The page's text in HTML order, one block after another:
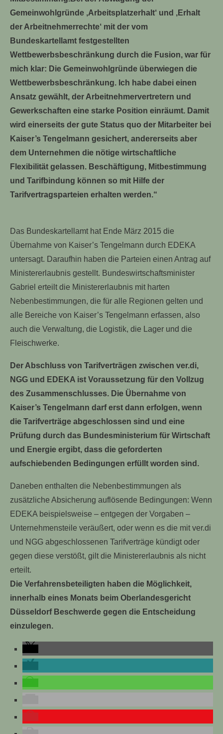
Gemeinwohlgründe ‚Arbeitsplatzerhalt‘ und ‚Erhalt
der Arbeitnehmerrechte‘ mit der vom
Bundeskartellamt festgestellten
Wettbewerbsbeschränkung durch die Fusion, war für
mich klar: Die Gemeinwohlgründe überwiegen die
Wettbewerbsbeschränkung. Ich habe dabei einen
Ansatz gewählt, der Arbeitnehmervertretern und
Gewerkschaften eine starke Position einräumt. Damit
wird einerseits der gute Status quo der Mitarbeiter bei
Kaiser’s Tengelmann gesichert, andererseits aber
dem Unternehmen die nötige wirtschaftliche
Flexibilität gelassen. Beschäftigung, Mitbestimmung
und Tarifbindung können so mit Hilfe der
Tarifvertragsparteien erhalten werden.“
Das Bundeskartellamt hat Ende März 2015 die
Übernahme von Kaiser’s Tengelmann durch EDEKA
untersagt. Daraufhin haben die Parteien einen Antrag auf
Ministererlaubnis gestellt. Bundeswirtschaftsminister
Gabriel erteilt die Ministererlaubnis mit harten
Nebenbestimmungen, die für alle Regionen gelten und
alle Bereiche von Kaiser’s Tengelmann erfassen, also
auch die Verwaltung, die Logistik, die Lager und die
Fleischwerke.
Der Abschluss von Tarifverträgen zwischen ver.di,
NGG und EDEKA ist Voraussetzung für den Vollzug
des Zusammenschlusses. Die Übernahme von
Kaiser’s Tengelmann darf erst dann erfolgen, wenn
die Tarifverträge abgeschlossen sind und eine
Prüfung durch das Bundesministerium für Wirtschaft
und Energie ergibt, dass die geforderten
aufschiebenden Bedingungen erfüllt worden sind.
Daneben enthalten die Nebenbestimmungen als
zusätzliche Absicherung auflösende Bedingungen: Wenn
EDEKA beispielsweise – entgegen der Vorgaben –
Unternehmensteile veräußert, oder wenn es die mit ver.di
und NGG abgeschlossenen Tarifverträge kündigt oder
gegen diese verstößt, gilt die Ministererlaubnis als nicht
erteilt.
Die Verfahrensbeteiligten haben die Möglichkeit,
innerhalb eines Monats beim Oberlandesgericht
Düsseldorf Beschwerde gegen die Entscheidung
einzulegen.